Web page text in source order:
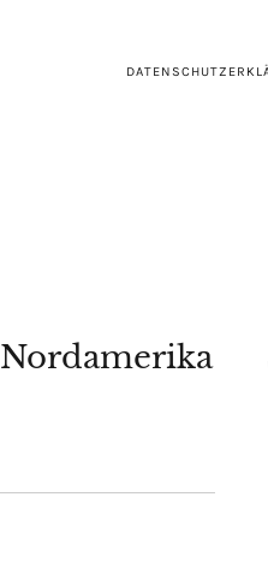
Nordamerika